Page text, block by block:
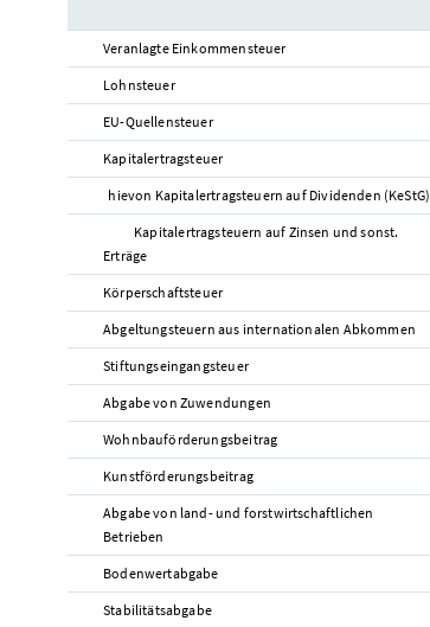
Veranlagte Einkommensteuer
Lohnsteuer
EU-Quellensteuer
Kapitalertragsteuer
hievon Kapitalertragsteuern auf Dividenden (KeStG)
Kapitalertragsteuern auf Zinsen und sonst.
Erträge
Körperschaftsteuer
Abgeltungsteuern aus internationalen Abkommen
Stiftungseingangsteuer
Abgabe von Zuwendungen
Wohnbauförderungsbeitrag
Kunstförderungsbeitrag
Abgabe von land- und forstwirtschaftlichen
Betrieben
Bodenwertabgabe
Stabilitätsabgabe